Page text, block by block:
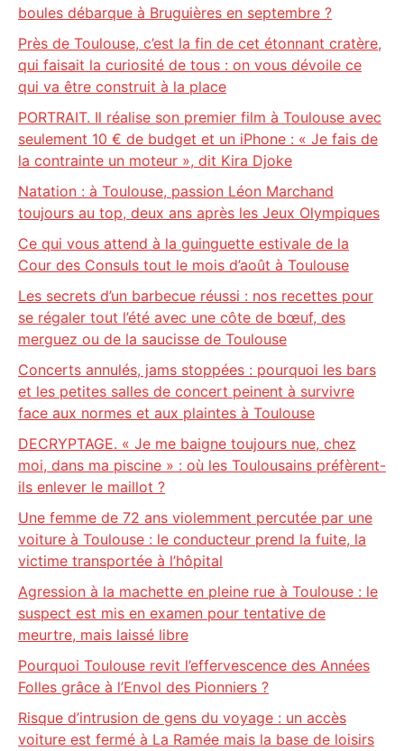
boules débarque à Bruguières en septembre ?
Près de Toulouse, c’est la fin de cet étonnant cratère,
qui faisait la curiosité de tous : on vous dévoile ce
qui va être construit à la place
PORTRAIT. Il réalise son premier film à Toulouse avec
seulement 10 € de budget et un iPhone : « Je fais de
la contrainte un moteur », dit Kira Djoke
Natation : à Toulouse, passion Léon Marchand
toujours au top, deux ans après les Jeux Olympiques
Ce qui vous attend à la guinguette estivale de la
Cour des Consuls tout le mois d’août à Toulouse
Les secrets d’un barbecue réussi : nos recettes pour
se régaler tout l’été avec une côte de bœuf, des
merguez ou de la saucisse de Toulouse
Concerts annulés, jams stoppées : pourquoi les bars
et les petites salles de concert peinent à survivre
face aux normes et aux plaintes à Toulouse
DECRYPTAGE. « Je me baigne toujours nue, chez
moi, dans ma piscine » : où les Toulousains préfèrent-
ils enlever le maillot ?
Une femme de 72 ans violemment percutée par une
voiture à Toulouse : le conducteur prend la fuite, la
victime transportée à l’hôpital
Agression à la machette en pleine rue à Toulouse : le
suspect est mis en examen pour tentative de
meurtre, mais laissé libre
Pourquoi Toulouse revit l’effervescence des Années
Folles grâce à l’Envol des Pionniers ?
Risque d’intrusion de gens du voyage : un accès
voiture est fermé à La Ramée mais la base de loisirs